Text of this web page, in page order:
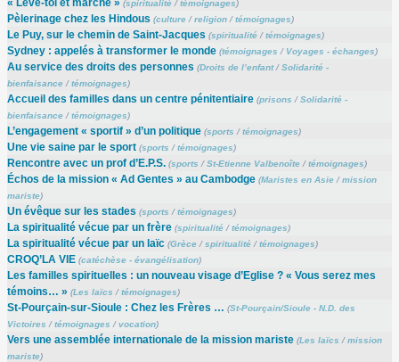
« Lève-toi et marche » (spiritualité/témoignages)
Pèlerinage chez les Hindous (culture/religion/témoignages)
Le Puy, sur le chemin de Saint-Jacques (spiritualité/témoignages)
Sydney : appelés à transformer le monde (témoignages / Voyages - échanges)
Au service des droits des personnes (Droits de l’enfant/Solidarité -
bienfaisance/témoignages)
Accueil des familles dans un centre pénitentiaire (prisons /Solidarité -
bienfaisance/témoignages)
L’engagement « sportif » d’un politique (sports /témoignages)
Une vie saine par le sport (sports /témoignages)
Rencontre avec un prof d’E.P.S. (sports /St-Etienne Valbenoîte/témoignages)
Échos de la mission « Ad Gentes » au Cambodge (Maristes en Asie/mission
mariste)
Un évêque sur les stades (sports /témoignages)
La spiritualité vécue par un frère (spiritualité/témoignages)
La spiritualité vécue par un laïc (Grèce/ spiritualité/témoignages)
CROQ’LA VIE (catéchèse - évangélisation)
Les familles spirituelles : un nouveau visage d’Eglise ? « Vous serez mes
témoins… » (Les laïcs /témoignages)
St-Pourçain-sur-Sioule : Chez les Frères … (St-Pourçain/Sioule - N.D. des
Victoires /témoignages /vocation)
Vers une assemblée internationale de la mission mariste (Les laïcs /mission
mariste)